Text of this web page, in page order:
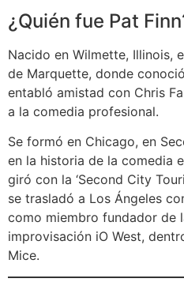
¿Quién fue Pat
Nacido en Wilmette, Illinois,
de Marquette, donde
entabló amistad con Chris
a la comedia profesional.
Se formó en Chicago, en
en la historia de la comedia
giró con la ‘Second City
se trasladó a Los Ángeles
como miembro fundador de
improvisación iO West,
Mice.